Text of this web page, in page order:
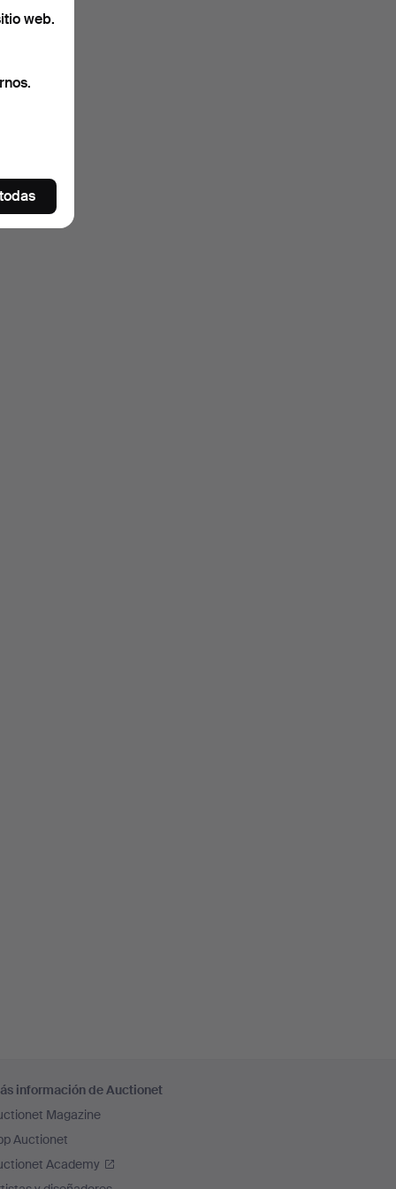
información de Auctionet
Magazine
Auctionet
Academy
web.